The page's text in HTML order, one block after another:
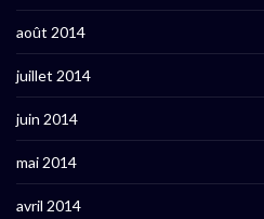
août 2014
juillet 2014
juin 2014
mai 2014
avril 2014